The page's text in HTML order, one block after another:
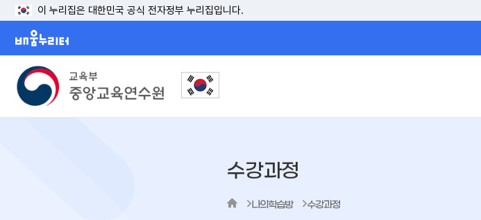
이 누리집은 대한민국 공식 전자정부 누리집입니다.
수강과정
나의학습방 수강과정